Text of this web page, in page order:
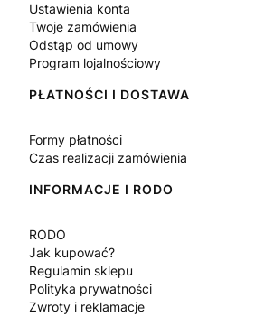
Ustawienia konta
Twoje zamówienia
Odstąp od umowy
Program lojalnościowy
PŁATNOŚCI I DOSTAWA
Formy płatności
Czas realizacji zamówienia
INFORMACJE I RODO
RODO
Jak kupować?
Regulamin sklepu
Polityka prywatności
Zwroty i reklamacje